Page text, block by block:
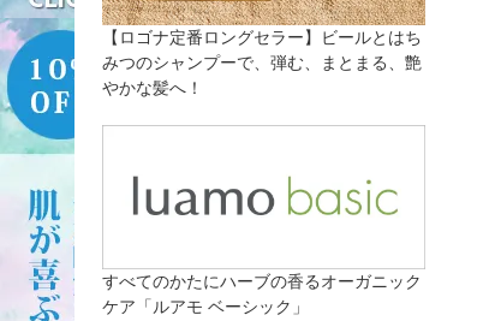
【ロゴナ定番ロングセラー】ビールとはち
みつのシャンプーで、弾む、まとまる、艶
やかな髪へ！
すべてのかたにハーブの香るオーガニック
ケア「ルアモ ベーシック」